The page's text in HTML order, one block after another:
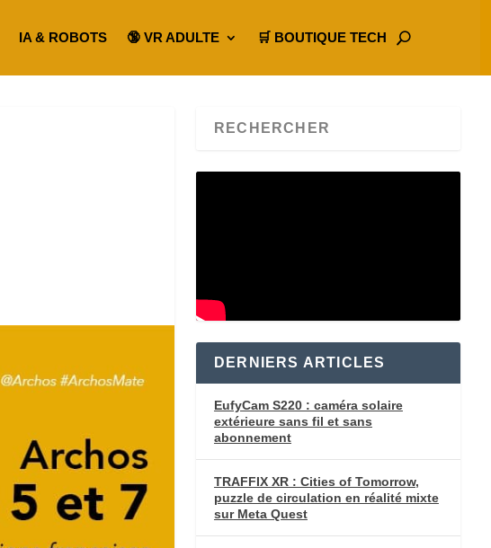
IA & ROBOTS 🔞 VR ADULTE 🛒 BOUTIQUE TECH
DERNIERS ARTICLES
EufyCam S220 : caméra solaire
extérieure sans fil et sans
abonnement
TRAFFIX XR : Cities of Tomorrow,
puzzle de circulation en réalité mixte
sur Meta Quest